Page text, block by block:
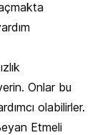
Onlar bu
olabilirler.
Etmeli